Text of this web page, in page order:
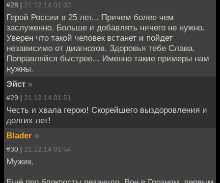
#28 | 21.12.14 01:02
Герой России в 25 лет... Причем более чем
заслуженно. Больше и добавлять ничего не нужно.
Уверен что такой человек встанет и пойдет
независимо от диагнозов. Здоровья тебе Слава.
Поправляйся быстрее... Именно такие примеры нам
нужны.
Эйст »
#29 | 21.12.14 01:51
Честь и хвала герою! Скорейшего выздоровления и
долгих лет!
Blader »
#30 | 21.12.14 01:54
Мужик.